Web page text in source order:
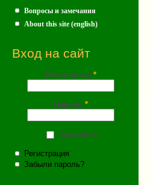
Вопросы и замечания
About this site (english)
Вход на сайт
Имя (почта) *
Пароль *
Запомнить
Регистрация
Забыли пароль?